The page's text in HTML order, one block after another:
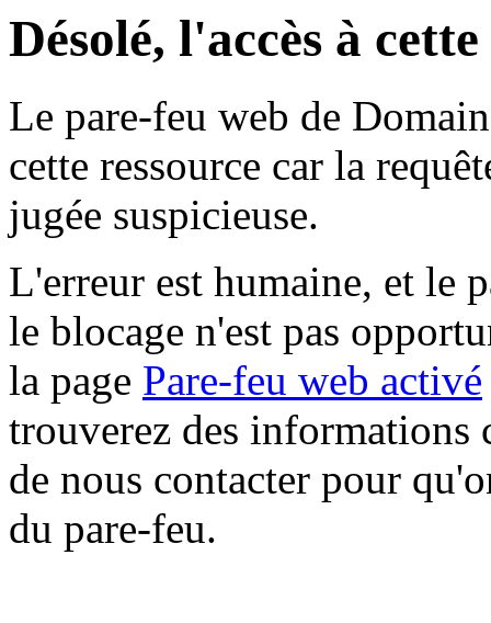
Désolé, l'accès à
Le pare-feu web de
cette ressource car la
jugée suspicieuse.
L'erreur est humaine, et le
le blocage n'est pas
la page Pare-feu web activé
trouverez des informations
de nous contacter pour
du pare-feu.